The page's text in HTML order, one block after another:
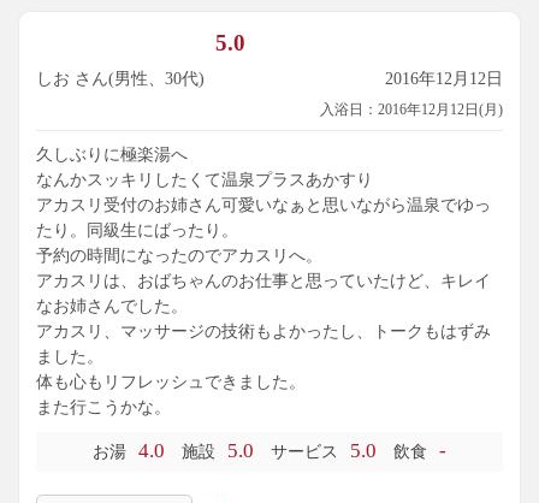
5.0
しお さん(男性、30代) 2016年12月12日
入浴日：2016年12月12日(月)
久しぶりに極楽湯へ
なんかスッキリしたくて温泉プラスあかすり
アカスリ受付のお姉さん可愛いなぁと思いながら温泉でゆっ
たり。同級生にばったり。
予約の時間になったのでアカスリへ。
アカスリは、おばちゃんのお仕事と思っていたけど、キレイ
なお姉さんでした。
アカスリ、マッサージの技術もよかったし、トークもはずみ
ました。
体も心もリフレッシュできました。
また行こうかな。
お湯 4.0 施設 5.0 サービス 5.0 飲食 -